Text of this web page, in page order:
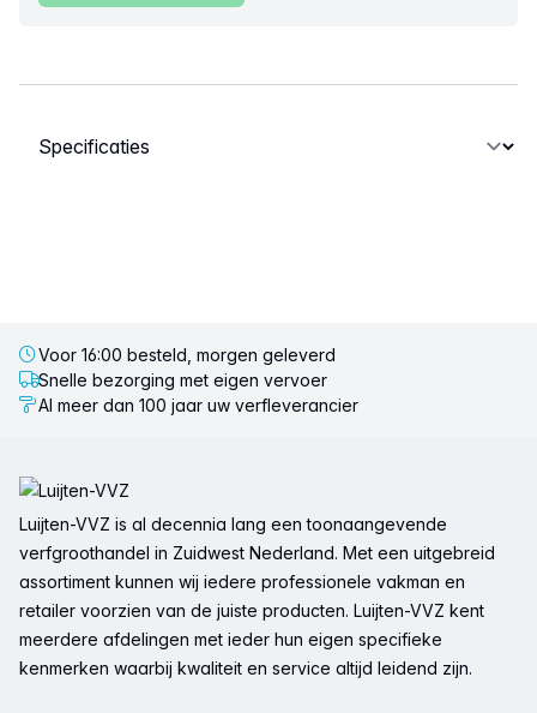
Selecteer een tabblad
Voor 16:00 besteld, morgen geleverd
Snelle bezorging met eigen vervoer
Al meer dan 100 jaar uw verfleverancier
Luijten-VVZ is al decennia lang een toonaangevende
verfgroothandel in Zuidwest Nederland. Met een uitgebreid
assortiment kunnen wij iedere professionele vakman en
retailer voorzien van de juiste producten. Luijten-VVZ kent
meerdere afdelingen met ieder hun eigen specifieke
kenmerken waarbij kwaliteit en service altijd leidend zijn.